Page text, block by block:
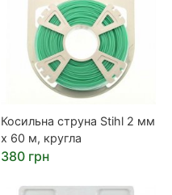
Косильна струна Stihl 2 мм
х 60 м, кругла
380 грн